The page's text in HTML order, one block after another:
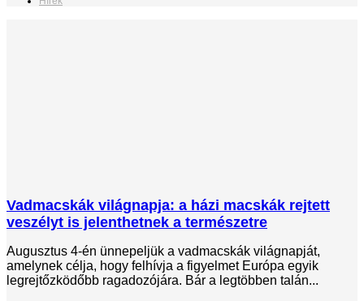
Vadmacskák világnapja: a házi macskák rejtett
veszélyt is jelenthetnek a természetre
Augusztus 4-én ünnepeljük a vadmacskák világnapját,
amelynek célja, hogy felhívja a figyelmet Európa egyik
legrejtőzködőbb ragadozójára. Bár a legtöbben talán...